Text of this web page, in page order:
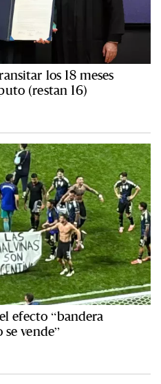
los 18 meses
(restan 16)
efecto “bandera
vende”